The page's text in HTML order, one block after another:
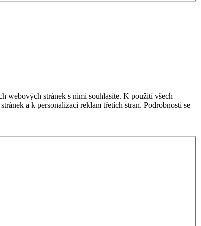
webových stránek s nimi souhlasíte. K použití všech
a k personalizaci reklam třetích stran. Podrobnosti se